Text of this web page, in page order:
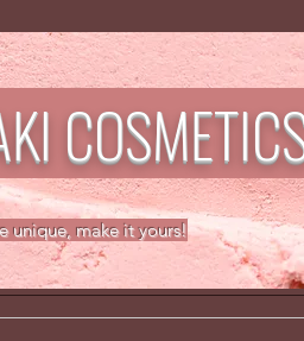
unique, make it yours!